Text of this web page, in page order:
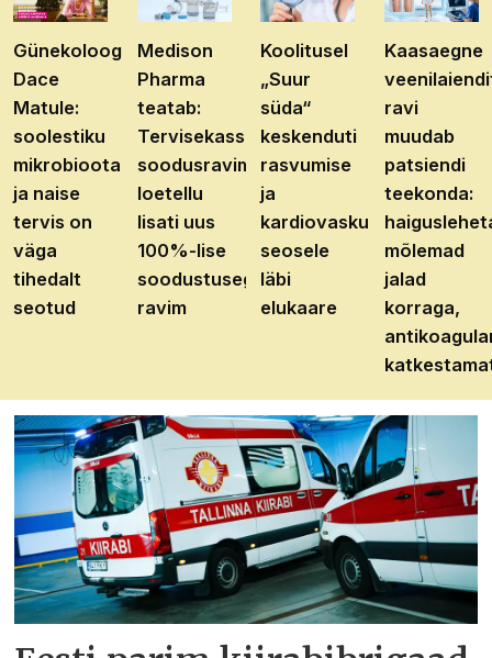
Günekoloog
Dace
Matule:
soolestiku
mikrobioota
ja naise
tervis on
väga
tihedalt
seotud
Medison
Pharma
teatab:
Tervisekassa
soodusravimite
loetellu
lisati uus
100%-lise
soodustusega
ravim
Koolitusel
„Suur
süda“
keskenduti
rasvumise
ja
kardiovaskulaarhaiguste
seosele
läbi
elukaare
Kaasaegne
ravi
muudab
patsiendi
teekonda:
mõlemad
jalad
korraga,